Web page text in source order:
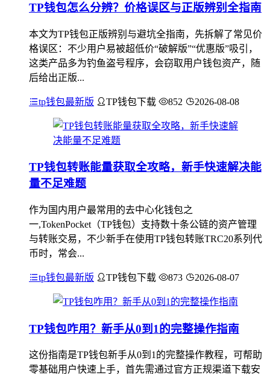
TP钱包怎么分辨？价格误区与正版辨别全指南
本文为TP钱包正版辨别与避坑全指南，先拆解了常见价
格误区：不少用户易被超低价“破解版”“优惠版”吸引，
这类产品多为钓鱼盗号程序，会窃取用户钱包资产，随
后给出正版...
tp钱包最新版 TP钱包下载 852 2026-08-08
TP钱包转账能量获取全攻略，新手快速解决能
量不足难题
作为国内用户最常用的去中心化钱包之
一,TokenPocket（TP钱包）支持数十条公链的资产管理
与转账交易，不少新手在使用TP钱包转账TRC20系列代
币时，常会...
tp钱包最新版 TP钱包下载 873 2026-08-07
TP钱包咋用？新手从0到1的完整操作指南
这份指南是TP钱包新手从0到1的完整操作教程，可帮助
零基础用户快速上手，首先需通过官方正规渠道下载安